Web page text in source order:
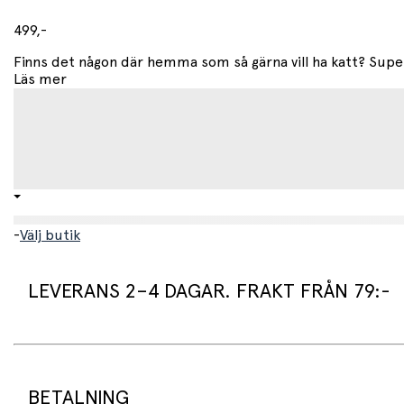
499,-
Finns det någon där hemma som så gärna vill ha katt?
Läs mer
-Välj butik
LEVERANS 2–4 DAGAR. FRAKT FRÅN 79:-
Standard leveranstid för varor som finns i lager är 2–4 dagar.
BETALNING